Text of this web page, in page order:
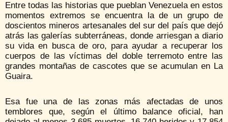
Entre todas las historias que pueblan Venezuela en estos
momentos extremos se encuentra la de un grupo de
doscientos mineros artesanales del sur del país que dejó
atrás las galerías subterráneas, donde arriesgan a diario
su vida en busca de oro, para ayudar a recuperar los
cuerpos de las víctimas del doble terremoto entre las
grandes montañas de cascotes que se acumulan en La
Guaira.
Esa fue una de las zonas más afectadas de unos
temblores que, según el último balance oficial, han